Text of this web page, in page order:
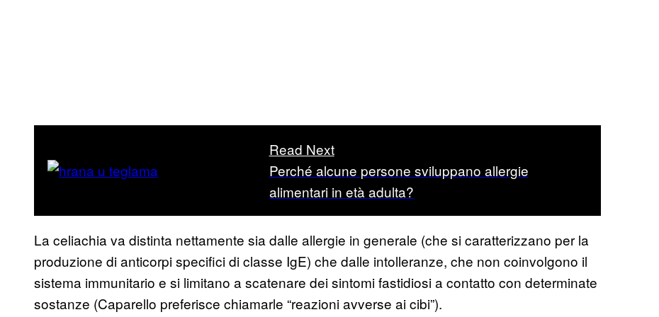
Read Next
Perché alcune persone sviluppano allergie
alimentari in età adulta?
La celiachia va distinta nettamente sia dalle allergie in generale (che si caratterizzano per la
produzione di anticorpi specifici di classe IgE) che dalle intolleranze, che non coinvolgono il
sistema immunitario e si limitano a scatenare dei sintomi fastidiosi a contatto con determinate
sostanze (Caparello preferisce chiamarle “reazioni avverse ai cibi”).